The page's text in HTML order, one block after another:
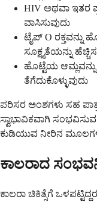
HIV ಅಥವಾ ಇತರ
ವಾಸಿಸುವುದು
ಟೈಪ್ O
ಸೂಕ್ಷ್ಮತೆಯನ್ನು
ಹೊಟ್ಟೆಯ
ತೆಗೆದುಕೊಳ್ಳುವುದು
ಪರಿಸರ ಅಂಶಗಳು ಸಹ
ಸ್ವಾಭಾವಿಕವಾಗಿ
ಕುಡಿಯುವ ನೀರಿನ
ಕಾಲರಾದ
ಕಾಲರಾ ಚಿಕಿತ್ಸೆಗೆ